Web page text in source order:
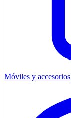
Móviles y accesorios